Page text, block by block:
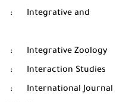
:
Integrative and
:
Integrative Zoology
:
Interaction Studies
:
International Journal